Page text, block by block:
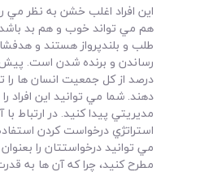
اين افراد اغلب خشن به نظر مي
هم مي تواند خوب و هم بد
طلب و بلندپرواز هستند و
درصد از کل جمعيت انسان ها
دهند. شما مي توانيد اين افراد
مديريتي پيدا کنيد. در ارتباط با
استراتژي درخواست کردن
مي توانيد درخواستتان را
مطرح کنيد، چرا که آن ها به